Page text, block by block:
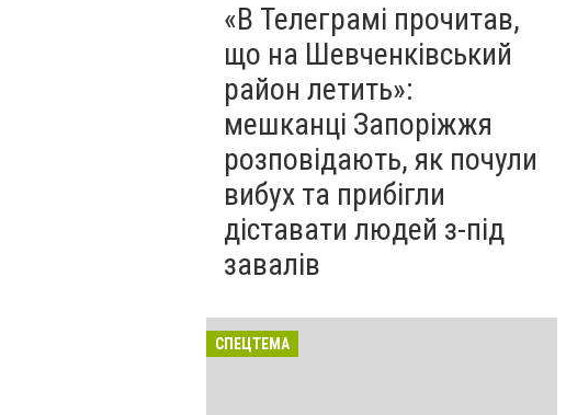
«В Телеграмі прочитав,
що на Шевченківський
район летить»:
мешканці Запоріжжя
розповідають, як почули
вибух та прибігли
діставати людей з-під
завалів
СПЕЦТЕМА